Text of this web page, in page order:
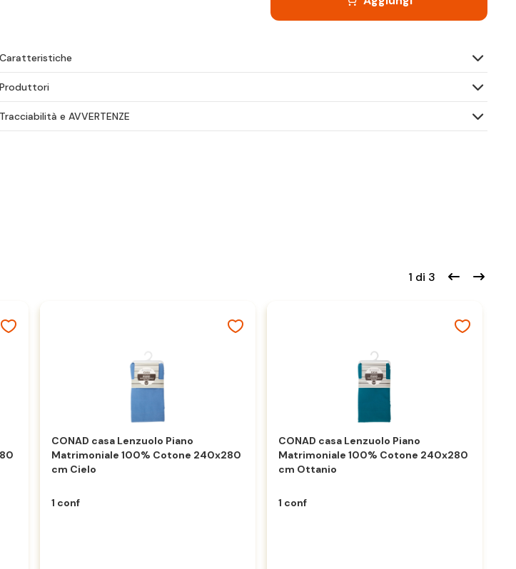
Caratteristiche
Produttori
Tracciabilità e AVVERTENZE
CONAD casa Lenzuolo Piano
Matrimoniale 100% Cotone 240x280
cm Cielo
1 conf
CONAD casa Lenzuolo Piano
Matrimoniale 100% Cotone 240x280
cm Ottanio
1 conf
1 di 3